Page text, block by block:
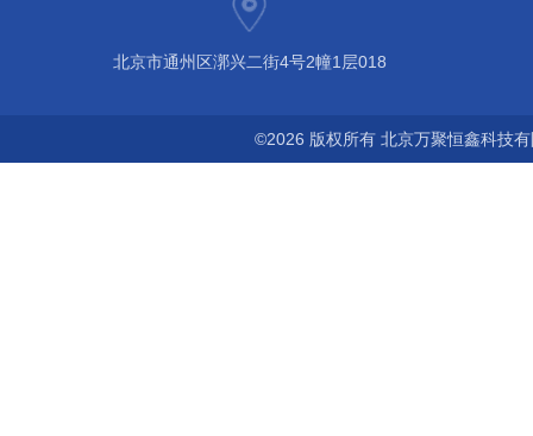
北京市通州区漷兴二街4号2幢1层018
©2026 版权所有 北京万聚恒鑫科技